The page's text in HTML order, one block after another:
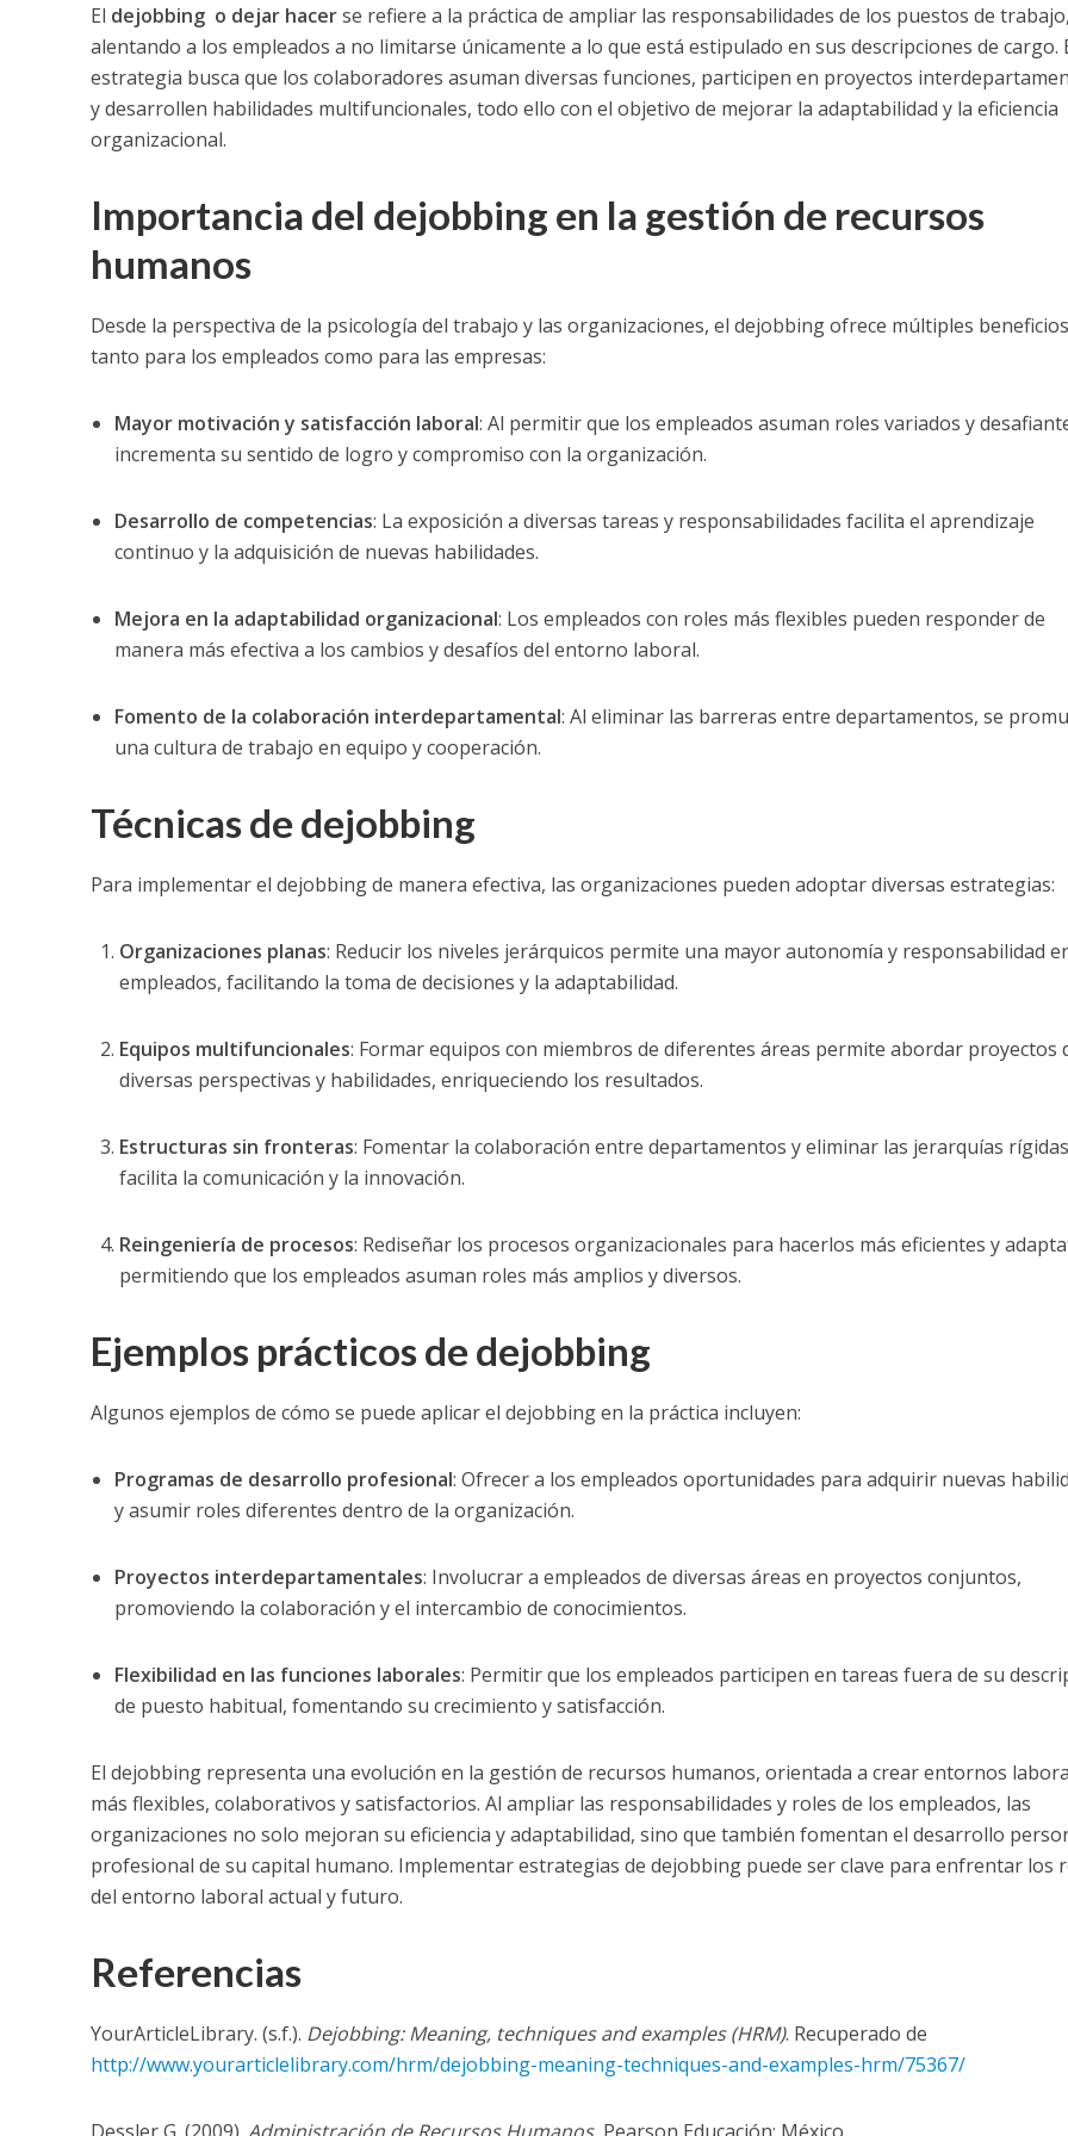
El dejobbing o dejar hacerse refiere a la práctica de ampliar las responsabilidades de los puestos de trabajo,
alentando a los empleados a no limitarse únicamente a lo que está estipulado en sus descripciones de cargo.
estrategia busca que los colaboradores asuman diversas funciones, participen en proyectos
y desarrollen habilidades multifuncionales, todo ello con el objetivo de mejorar la adaptabilidad y la eficiencia
organizacional.
Importancia del dejobbing en la gestión de recursos
humanos
Desde la perspectiva de la psicología del trabajo y las organizaciones, el dejobbing ofrece múltiples beneficios
tanto para los empleados como para las empresas:
Mayor motivación y satisfacción laboral: Al permitir que los empleados asuman roles variados y
incrementa su sentido de logro y compromiso con la organización.
Desarrollo de competencias: La exposición a diversas tareas y responsabilidades facilita el aprendizaje
continuo y la adquisición de nuevas habilidades.
Mejora en la adaptabilidad organizacional: Los empleados con roles más flexibles pueden responder de
manera más efectiva a los cambios y desafíos del entorno laboral.
Fomento de la colaboración interdepartamental: Al eliminar las barreras entre departamentos, se
una cultura de trabajo en equipo y cooperación.
Técnicas de dejobbing
Para implementar el dejobbing de manera efectiva, las organizaciones pueden adoptar diversas estrategias:
Organizaciones planas: Reducir los niveles jerárquicos permite una mayor autonomía y responsabilidad
empleados, facilitando la toma de decisiones y la adaptabilidad.
Equipos multifuncionales: Formar equipos con miembros de diferentes áreas permite abordar proyectos
diversas perspectivas y habilidades, enriqueciendo los resultados.
Estructuras sin fronteras: Fomentar la colaboración entre departamentos y eliminar las jerarquías rígidas
facilita la comunicación y la innovación.
Reingeniería de procesos: Rediseñar los procesos organizacionales para hacerlos más eficientes y
permitiendo que los empleados asuman roles más amplios y diversos.
Ejemplos prácticos de dejobbing
Algunos ejemplos de cómo se puede aplicar el dejobbing en la práctica incluyen:
Programas de desarrollo profesional: Ofrecer a los empleados oportunidades para adquirir nuevas
y asumir roles diferentes dentro de la organización.
Proyectos interdepartamentales: Involucrar a empleados de diversas áreas en proyectos conjuntos,
promoviendo la colaboración y el intercambio de conocimientos.
Flexibilidad en las funciones laborales: Permitir que los empleados participen en tareas fuera de su
de puesto habitual, fomentando su crecimiento y satisfacción.
El dejobbing representa una evolución en la gestión de recursos humanos, orientada a crear entornos
más flexibles, colaborativos y satisfactorios. Al ampliar las responsabilidades y roles de los empleados, las
organizaciones no solo mejoran su eficiencia y adaptabilidad, sino que también fomentan el desarrollo
profesional de su capital humano. Implementar estrategias de dejobbing puede ser clave para enfrentar los
del entorno laboral actual y futuro.
Referencias
YourArticleLibrary. (s.f.). Dejobbing: Meaning, techniques and examples (HRM). Recuperado de
http://www.yourarticlelibrary.com/hrm/dejobbing-meaning-techniques-and-examples-hrm/75367/